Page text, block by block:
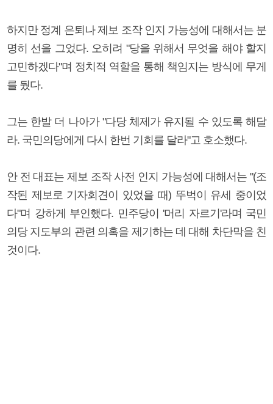
하지만 정계 은퇴나 제보 조작 인지 가능성에 대해서는 분
명히 선을 그었다. 오히려 "당을 위해서 무엇을 해야 할지
고민하겠다"며 정치적 역할을 통해 책임지는 방식에 무게
를 뒀다.
그는 한발 더 나아가 "다당 체제가 유지될 수 있도록 해달
라. 국민의당에게 다시 한번 기회를 달라"고 호소했다.
안 전 대표는 제보 조작 사전 인지 가능성에 대해서는 "(조
작된 제보로 기자회견이 있었을 때) 뚜벅이 유세 중이었
다"며 강하게 부인했다. 민주당이 '머리 자르기'라며 국민
의당 지도부의 관련 의혹을 제기하는 데 대해 차단막을 친
것이다.